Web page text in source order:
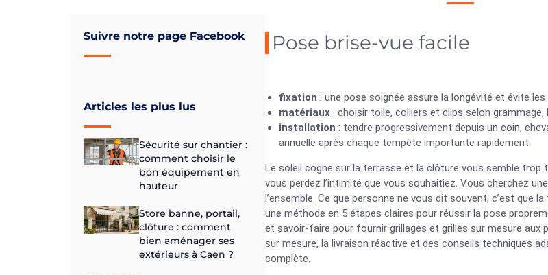
Suivre notre page Facebook
Articles les plus lus
Sécurité sur chantier :
comment choisir le
bon équipement en
hauteur
Store banne, portail,
clôture : comment
bien aménager ses
extérieurs à Caen ?
Pose brise-vue facile
fixation : une pose soignée assure la longévité et évite
matériaux : choisir toile, colliers et clips selon
installation : tendre progressivement depuis un coin,
annuelle après chaque tempête importante rapidement.
Le soleil cogne sur la terrasse et la clôture vous semble trop
vous perdez l’intimité que vous souhaitiez. Vous cherchez
l’ensemble. Ce que personne ne vous dit souvent, c’est que
une méthode en 5 étapes claires pour réussir la pose
et savoir-faire pour fournir grillages et grilles sur mesure aux
sur mesure, la livraison réactive et des conseils techniques
complète.